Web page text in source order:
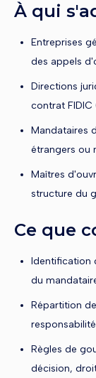
À qui
Entreprises
des appels
Directions
contrat FIDIC
Mandataires
étrangers ou
Maîtres
structure du
Ce que
Identification
du
Répartition
Règles de
décision,